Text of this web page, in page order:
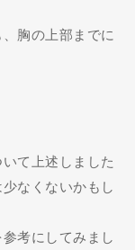
胸の上部までに
て上述しました
なくないかもし
考にしてみまし